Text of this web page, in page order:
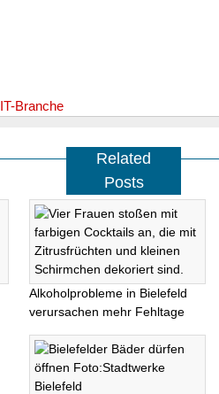
IT-Branche
Related
Posts
Alkoholprobleme in Bielefeld
verursachen mehr Fehltage